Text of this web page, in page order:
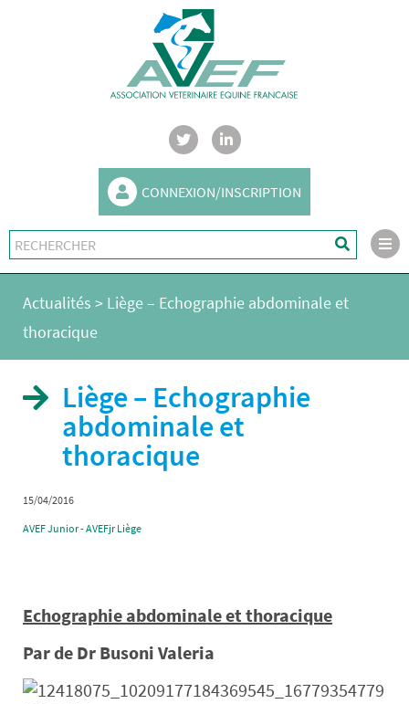
CONNEXION/INSCRIPTION
Actualités > Liège – Echographie abdominale et
thoracique
Liège – Echographie
abdominale et
thoracique
15/04/2016
AVEF Junior - AVEFjr Liège
Echographie abdominale et thoracique
Par de Dr Busoni Valeria